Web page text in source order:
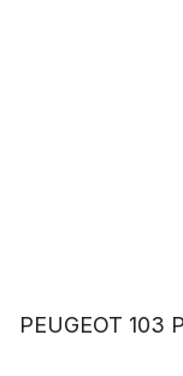
PEUGEOT 103